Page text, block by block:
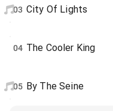
03 City Of Lights
04 The Cooler King
05 By The Seine